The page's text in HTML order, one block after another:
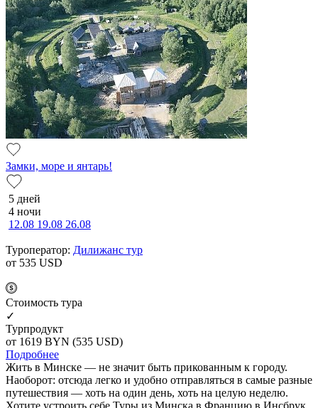
Замки, море и янтарь!
5 дней
4 ночи
12.08 19.08 26.08
Туроператор: Дилижанс тур
от 535 USD
Cтоимость тура
✓
Турпродукт
от 1619 BYN (535 USD)
Подробнее
Жить в Минске — не значит быть прикованным к городу.
Наоборот: отсюда легко и удобно отправляться в самые разные
путешествия — хоть на один день, хоть на целую неделю.
Хотите устроить себе Туры из Минска в Францию в Инсбрук